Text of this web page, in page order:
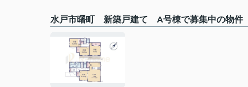
水戸市曙町 新築戸建て A号棟で募集中の物件